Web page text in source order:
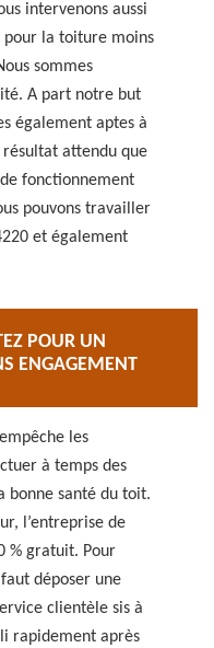
intervenons aussi
pour la toiture moins
sommes
A part notre but
également aptes à
attendu que
fonctionnement
pouvons travailler
et également
POUR UN
ENGAGEMENT
les
à temps des
bonne santé du toit.
l’entreprise de
% gratuit. Pour
déposer une
clientèle sis à
rapidement après